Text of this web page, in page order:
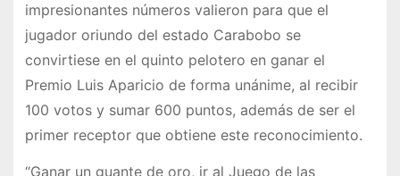
impresionantes números valieron para que el
jugador oriundo del estado Carabobo se
convirtiese en el quinto pelotero en ganar el
Premio Luis Aparicio de forma unánime, al recibir
100 votos y sumar 600 puntos, además de ser el
primer receptor que obtiene este reconocimiento.
“Ganar un guante de oro, ir al Juego de las